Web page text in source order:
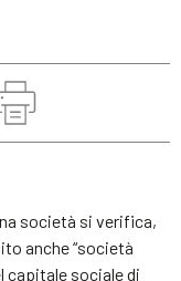
società si verifica,
anche “società
capitale sociale di